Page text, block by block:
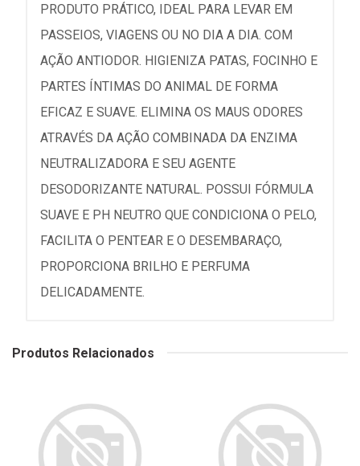
PRODUTO PRÁTICO, IDEAL PARA LEVAR EM
PASSEIOS, VIAGENS OU NO DIA A DIA. COM
AÇÃO ANTIODOR. HIGIENIZA PATAS, FOCINHO E
PARTES ÍNTIMAS DO ANIMAL DE FORMA
EFICAZ E SUAVE. ELIMINA OS MAUS ODORES
ATRAVÉS DA AÇÃO COMBINADA DA ENZIMA
NEUTRALIZADORA E SEU AGENTE
DESODORIZANTE NATURAL. POSSUI FÓRMULA
SUAVE E PH NEUTRO QUE CONDICIONA O PELO,
FACILITA O PENTEAR E O DESEMBARAÇO,
PROPORCIONA BRILHO E PERFUMA
DELICADAMENTE.
Produtos Relacionados